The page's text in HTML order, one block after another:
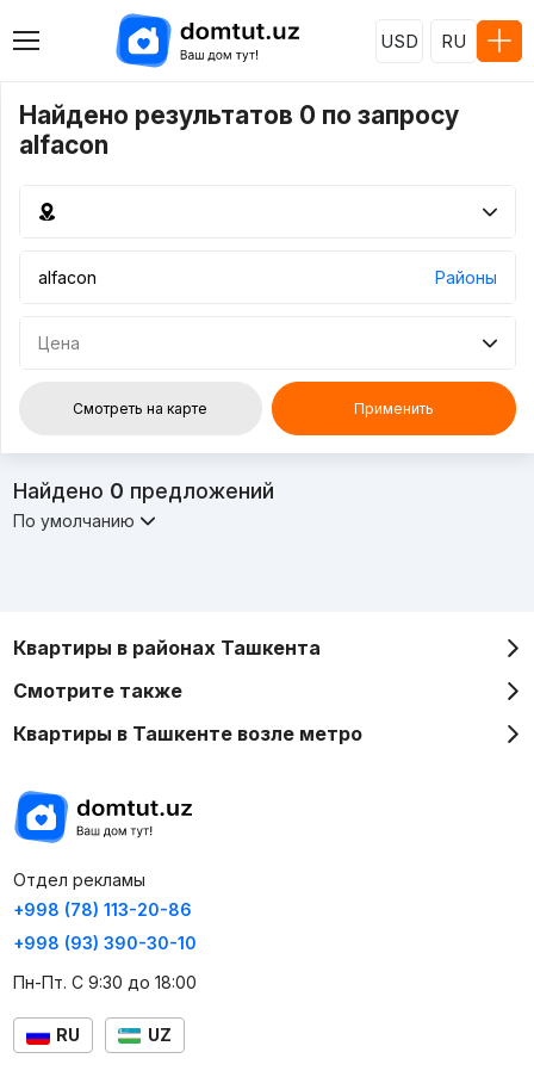
USD RU
Найдено результатов 0 по запросу
alfacon
Районы
Цена
Смотреть на карте Применить
Найдено 0 предложений
По умолчанию
Квартиры в районах Ташкента
Смотрите также
Квартиры в Ташкенте возле метро
Отдел рекламы
+998 (78) 113-20-86
+998 (93) 390-30-10
Пн-Пт. С 9:30 до 18:00
RU UZ